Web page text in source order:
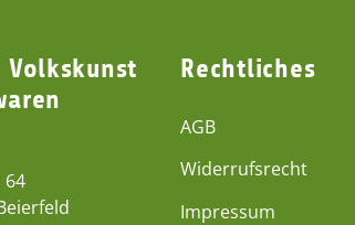
Volkskunst
64
Rechtliches
AGB
Widerrufsrecht
Impressum